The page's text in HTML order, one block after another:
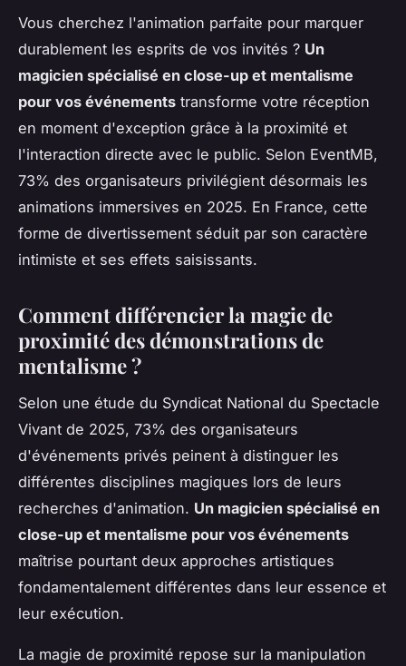
Vous cherchez l'animation parfaite pour marquer
durablement les esprits de vos invités ? Un
magicien spécialisé en close-up et mentalisme
pour vos événements transforme votre réception
en moment d'exception grâce à la proximité et
l'interaction directe avec le public. Selon EventMB,
73% des organisateurs privilégient désormais les
animations immersives en 2025. En France, cette
forme de divertissement séduit par son caractère
intimiste et ses effets saisissants.
Comment différencier la magie de
proximité des démonstrations de
mentalisme ?
Selon une étude du Syndicat National du Spectacle
Vivant de 2025, 73% des organisateurs
d'événements privés peinent à distinguer les
différentes disciplines magiques lors de leurs
recherches d'animation. Un magicien spécialisé en
close-up et mentalisme pour vos événements
maîtrise pourtant deux approches artistiques
fondamentalement différentes dans leur essence et
leur exécution.
La magie de proximité repose sur la manipulation